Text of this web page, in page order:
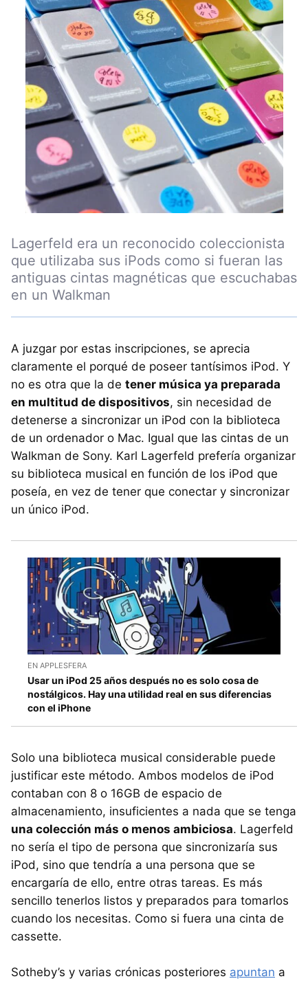
Lagerfeld era un reconocido coleccionista
que utilizaba sus iPods como si fueran las
antiguas cintas magnéticas que escuchabas
en un Walkman
A juzgar por estas inscripciones, se aprecia
claramente el porqué de poseer tantísimos iPod. Y
no es otra que la de tener música ya preparada
en multitud de dispositivos, sin necesidad de
detenerse a sincronizar un iPod con la biblioteca
de un ordenador o Mac. Igual que las cintas de un
Walkman de Sony. Karl Lagerfeld prefería organizar
su biblioteca musical en función de los iPod que
poseía, en vez de tener que conectar y sincronizar
un único iPod.
EN APPLESFERA
Usar un iPod 25 años después no es solo cosa de
nostálgicos. Hay una utilidad real en sus diferencias
con el iPhone
Solo una biblioteca musical considerable puede
justificar este método. Ambos modelos de iPod
contaban con 8 o 16GB de espacio de
almacenamiento, insuficientes a nada que se tenga
una colección más o menos ambiciosa. Lagerfeld
no sería el tipo de persona que sincronizaría sus
iPod, sino que tendría a una persona que se
encargaría de ello, entre otras tareas. Es más
sencillo tenerlos listos y preparados para tomarlos
cuando los necesitas. Como si fuera una cinta de
cassette.
Sotheby’s y varias crónicas posteriores apuntan a